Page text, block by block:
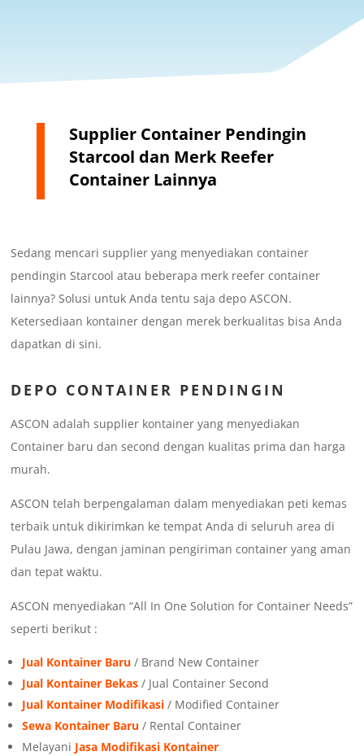
Supplier Container Pendingin
Starcool dan Merk Reefer
Container Lainnya
Sedang mencari supplier yang menyediakan container
pendingin Starcool atau beberapa merk reefer container
lainnya? Solusi untuk Anda tentu saja depo ASCON.
Ketersediaan kontainer dengan merek berkualitas bisa Anda
dapatkan di sini.
DEPO CONTAINER PENDINGIN
ASCON adalah supplier kontainer yang menyediakan
Container baru dan second dengan kualitas prima dan harga
murah.
ASCON telah berpengalaman dalam menyediakan peti kemas
terbaik untuk dikirimkan ke tempat Anda di seluruh area di
Pulau Jawa, dengan jaminan pengiriman container yang aman
dan tepat waktu.
ASCON menyediakan “All In One Solution for Container Needs”
seperti berikut :
Jual Kontainer Baru / Brand New Container
Jual Kontainer Bekas / Jual Container Second
Jual Kontainer Modifikasi / Modified Container
Sewa Kontainer Baru / Rental Container
Melayani Jasa Modifikasi Kontainer